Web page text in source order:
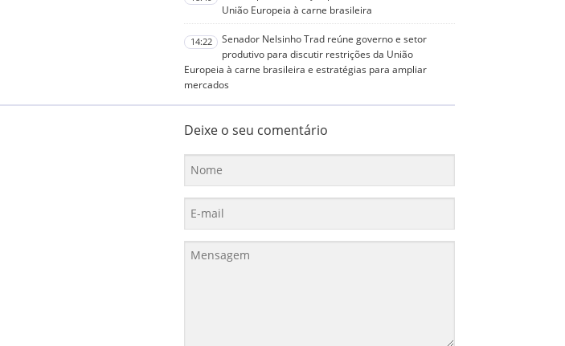
União Europeia à carne brasileira
14:22
Senador Nelsinho Trad reúne governo e setor
produtivo para discutir restrições da União
Europeia à carne brasileira e estratégias para ampliar
mercados
Deixe o seu comentário